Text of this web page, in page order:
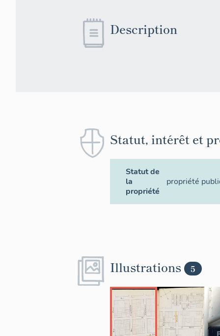
Description
Statut, intérêt et
Statut de
la
propriété
propriété
Illustrations 5